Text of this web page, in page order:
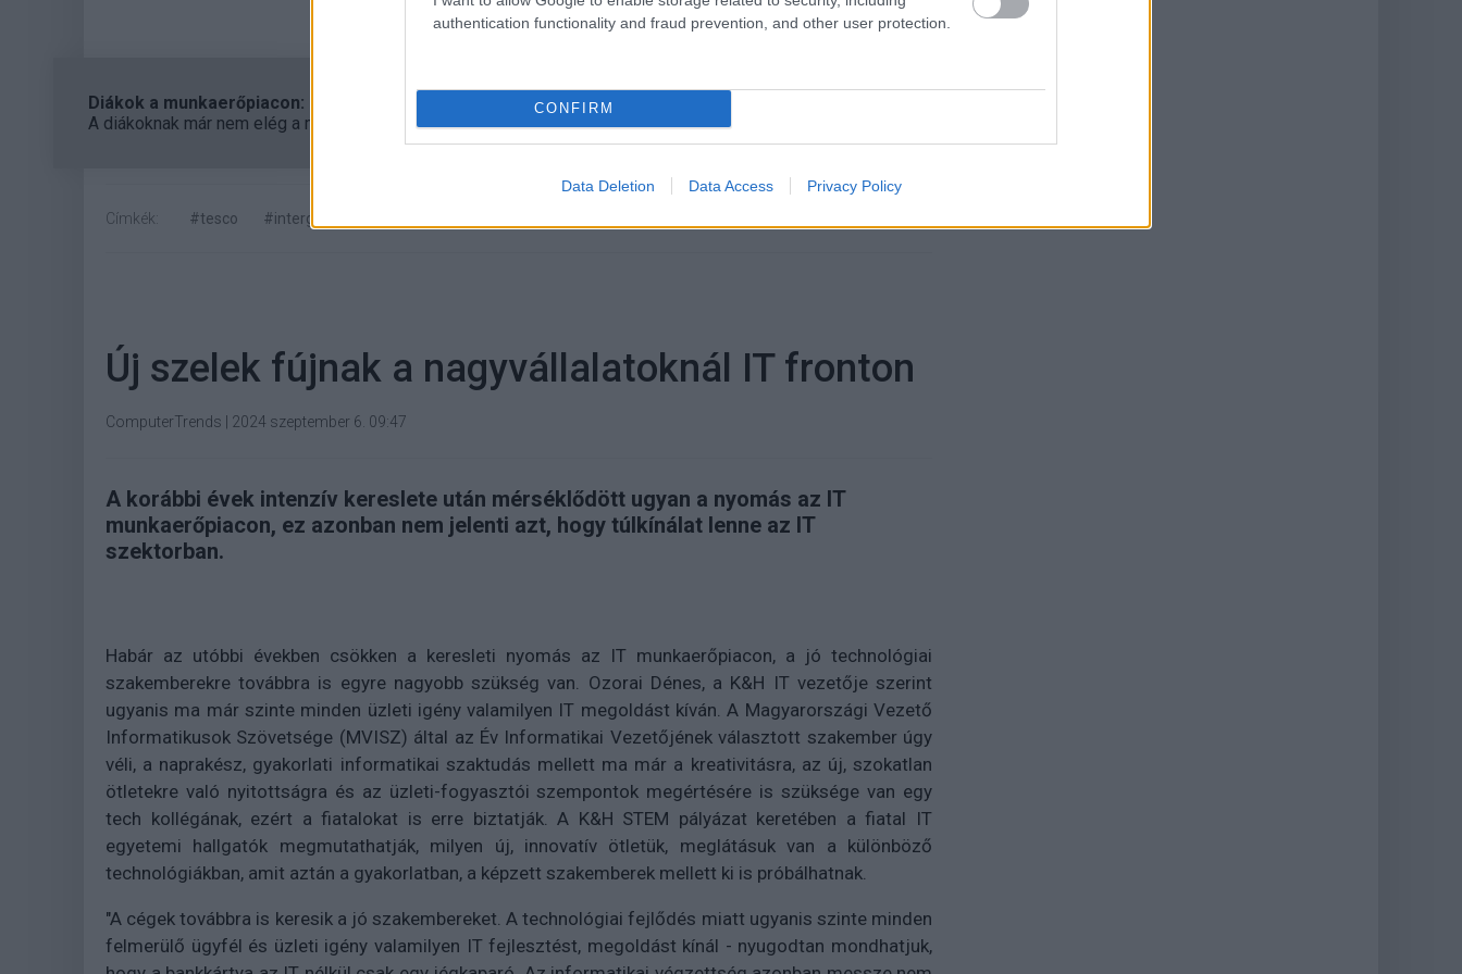
authentication functionality and fraud prevention, and other user protection.
CONFIRM
Data Deletion Data Access Privacy Policy
Diákok a munkaerőpiacon: Így formálják a 2026-os trendeket a fiatalok elvárásai (X)
A diákoknak már nem elég a magas órabér, rugalmasságot is várnak.
Címkék: #tesco #intergavel
Új szelek fújnak a nagyvállalatoknál IT fronton
ComputerTrends 2024 szeptember 6. 09:47
A korábbi évek intenzív kereslete után mérséklődött ugyan a nyomás az IT
munkaerőpiacon, ez azonban nem jelenti azt, hogy túlkínálat lenne az IT
szektorban.
Habár az utóbbi években csökken a keresleti nyomás az IT munkaerőpiacon, a jó technológiai
szakemberekre továbbra is egyre nagyobb szükség van. Ozorai Dénes, a K&H IT vezetője szerint
ugyanis ma már szinte minden üzleti igény valamilyen IT megoldást kíván. A Magyarországi Vezető
Informatikusok Szövetsége (MVISZ) által az Év Informatikai Vezetőjének választott szakember úgy
véli, a naprakész, gyakorlati informatikai szaktudás mellett ma már a kreativitásra, az új, szokatlan
ötletekre való nyitottságra és az üzleti-fogyasztói szempontok megértésére is szüksége van egy
tech kollégának, ezért a fiatalokat is erre biztatják. A K&H STEM pályázat keretében a fiatal IT
egyetemi hallgatók megmutathatják, milyen új, innovatív ötletük, meglátásuk van a különböző
technológiákban, amit aztán a gyakorlatban, a képzett szakemberek mellett ki is próbálhatnak.
"A cégek továbbra is keresik a jó szakembereket. A technológiai fejlődés miatt ugyanis szinte minden
felmerülő ügyfél és üzleti igény valamilyen IT fejlesztést, megoldást kínál - nyugodtan mondhatjuk,